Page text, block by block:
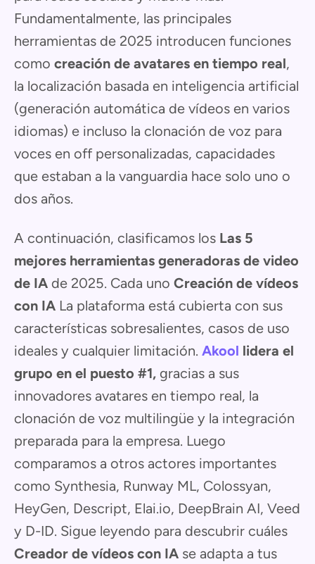
Fundamentalmente, las principales
herramientas de 2025 introducen funciones
como creación de avatares en tiempo real,
la localización basada en inteligencia artificial
(generación automática de vídeos en varios
idiomas) e incluso la clonación de voz para
voces en off personalizadas, capacidades
que estaban a la vanguardia hace solo uno o
dos años.
A continuación, clasificamos los Las 5
mejores herramientas generadoras de video
de IA de 2025. Cada uno Creación de vídeos
con IA La plataforma está cubierta con sus
características sobresalientes, casos de uso
ideales y cualquier limitación. Akool lidera el
grupo en el puesto #1, gracias a sus
innovadores avatares en tiempo real, la
clonación de voz multilingüe y la integración
preparada para la empresa. Luego
comparamos a otros actores importantes
como Synthesia, Runway ML, Colossyan,
HeyGen, Descript, Elai.io, DeepBrain AI, Veed
y D-ID. Sigue leyendo para descubrir cuáles
Creador de vídeos con IA se adapta a tus